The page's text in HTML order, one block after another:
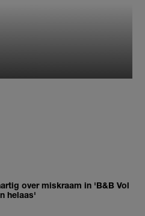
over miskraam in 'B&B Vol
helaas'